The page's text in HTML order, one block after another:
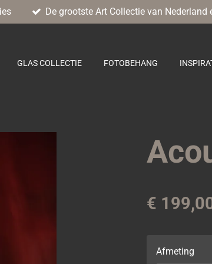
De grootste Art Collectie van Nederland
GLAS COLLECTIE FOTOBEHANG
€
Afmeting